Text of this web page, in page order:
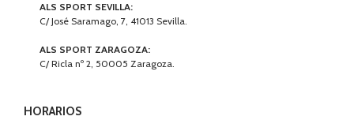
ALS SPORT SEVILLA:
C/ José Saramago, 7, 41013 Sevilla.
ALS SPORT ZARAGOZA:
C/ Ricla nº 2, 50005 Zaragoza.
HORARIOS